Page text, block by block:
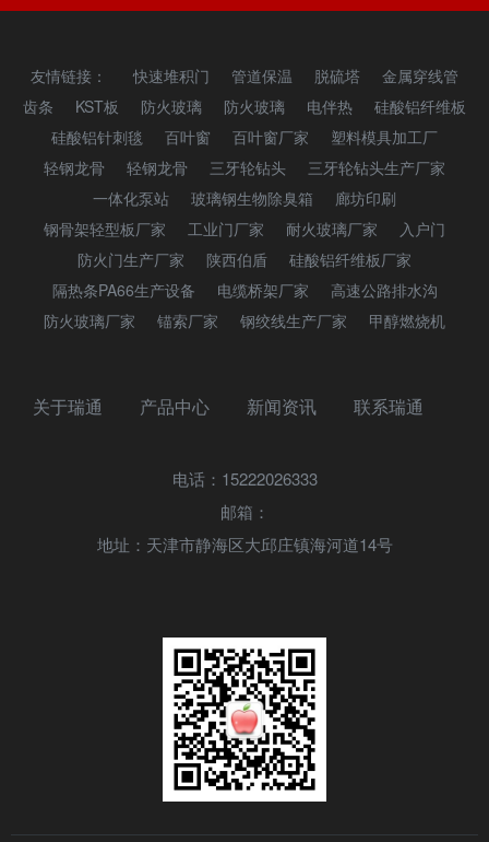
友情链接： 快速堆积门 管道保温 脱硫塔
金属穿线管
齿条
KST板 防火玻璃 防火玻璃 电伴热
硅酸铝纤维板
硅酸铝针刺毯
百叶窗 百叶窗厂家
塑料模具加工厂
轻钢龙骨
轻钢龙骨 三牙轮钻头
三牙轮钻头生产厂家
一体化泵站
玻璃钢生物除臭箱
廊坊印刷
钢骨架轻型板厂家
工业门厂家 耐火玻璃厂家
入户门
防火门生产厂家
陕西伯盾
硅酸铝纤维板厂家
隔热条PA66生产设备
电缆桥架厂家
高速公路排水沟
防火玻璃厂家
锚索厂家 钢绞线生产厂家 甲醇燃烧机
关于瑞通 产品中心 新闻资讯 联系瑞通
电话：15222026333
邮箱：
地址：天津市静海区大邱庄镇海河道14号